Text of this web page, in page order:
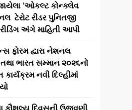
‘ઓકલ્ટ કોન્ક્લેવ
ટેરોટ રીડર પુનિતજી
રીડિંગ અંગે માહિતી આપી
ફોરમ દ્વારા નેશનલ
ભારત સમ્માન ૨૦૨૬નો
નવી દિલ્હીમાં
કૌશલ્ય દિવસની ઉજવણી